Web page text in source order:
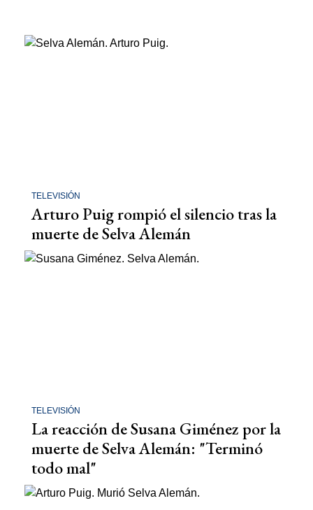
TELEVISIÓN
Arturo Puig rompió el silencio tras la
muerte de Selva Alemán
TELEVISIÓN
La reacción de Susana Giménez por la
muerte de Selva Alemán: "Terminó
todo mal"